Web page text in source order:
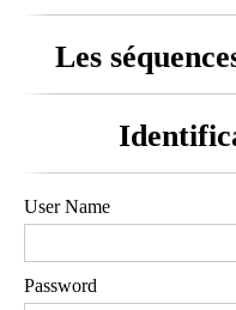
Les
User Name
Password